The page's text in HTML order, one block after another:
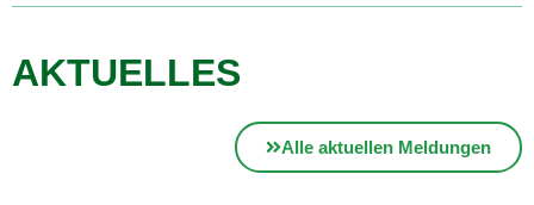
AKTUELLES
Alle aktuellen Meldungen